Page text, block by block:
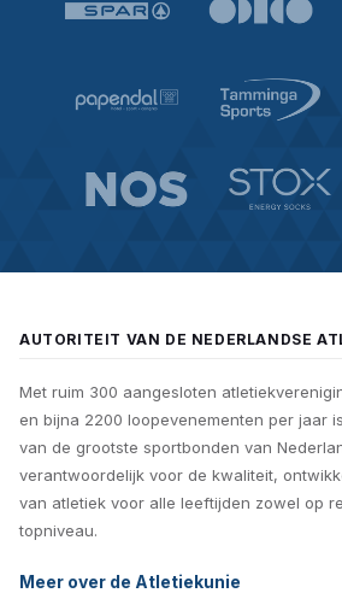
AUTORITEIT VAN DE NEDERLANDSE
Met ruim 300 aangesloten
en bijna 2200 loopevenementen per jaar
van de grootste sportbonden van
verantwoordelijk voor de kwaliteit,
van atletiek voor alle leeftijden zowel op
topniveau.
Meer over de Atletiekunie